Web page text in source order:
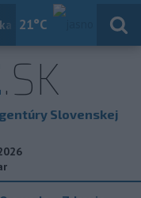
21°C
Slovensko
.SK
Slovenskej